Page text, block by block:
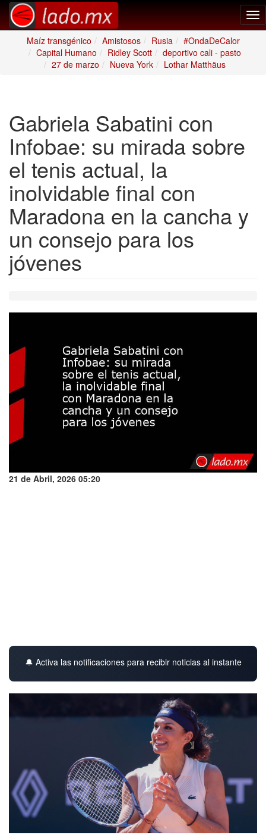
Maíz transgénico
Amistosos Rusia
#OndaDeCalor
Capital Humano
Ridley Scott
deportivo cali - pasto
27 de marzo
Nueva York Lothar Matthäus
Gabriela Sabatini con
Infobae: su mirada sobre
el tenis actual, la
inolvidable final con
Maradona en la cancha y
un consejo para los
jóvenes
21 de Abril, 2026 05:20
🔔 Activa las notificaciones para recibir noticias al instante